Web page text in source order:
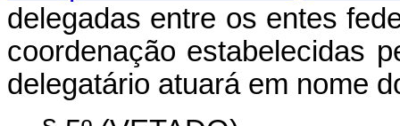
delegadas entre os entes
coordenação estabelecidas
delegatário atuará em nome